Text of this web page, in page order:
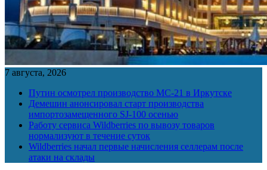
7 августа, 2026
Путин осмотрел производство МС-21 в Иркутске
Демешин анонсировал старт производства
импортозамещенного SJ-100 осенью
Работу сервиса Wildberries по вывозу товаров
нормализуют в течение суток
Wildberries начал первые начисления селлерам после
атаки на склады